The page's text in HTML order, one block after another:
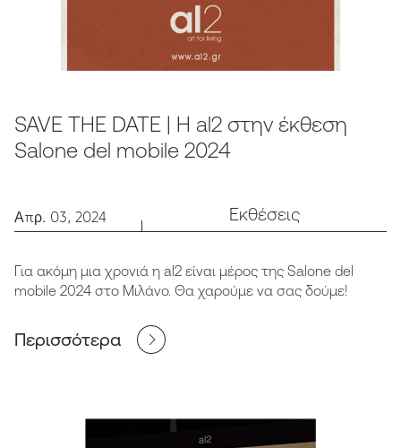
SAVE THE DATE | Η al2 στην έκθεση
Salone del mobile 2024
Απρ. 03, 2024 Εκθέσεις
Για ακόμη μια χρονιά η al2 είναι μέρος της Salone del
mobile 2024 στο Μιλάνο. Θα χαρούμε να σας δούμε!
Περισσότερα